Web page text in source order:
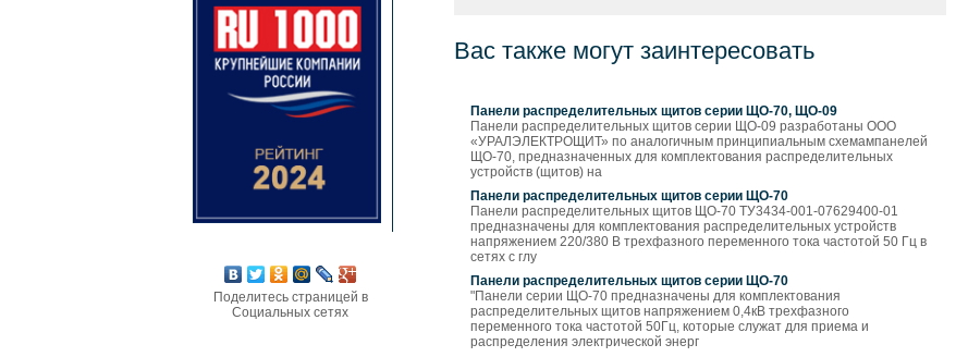
Поделитесь страницей в
Социальных сетях
Вас также могут заинтересовать
Панели распределительных щитов серии ЩО-70, ЩО-09
Панели распределительных щитов серии ЩО-09 разработаны ООО
«УРАЛЭЛЕКТРОЩИТ» по аналогичным принципиальным схемампанелей
ЩО-70, предназначенных для комплектования распределительных
устройств (щитов) на
Панели распределительных щитов серии ЩО-70
Панели распределительных щитов ЩО-70 ТУ3434-001-07629400-01
предназначены для комплектования распределительных устройств
напряжением 220/380 В трехфазного переменного тока частотой 50 Гц в
сетях с глу
Панели распределительных щитов серии ЩО-70
"Панели серии ЩО-70 предназначены для комплектования
распределительных щитов напряжением 0,4кВ трехфазного
переменного тока частотой 50Гц, которые служат для приема и
распределения электрической энерг